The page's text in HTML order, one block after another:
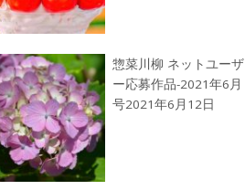
惣菜川柳 ネットユーザ
ー応募作品-2021年6月
号2021年6月12日